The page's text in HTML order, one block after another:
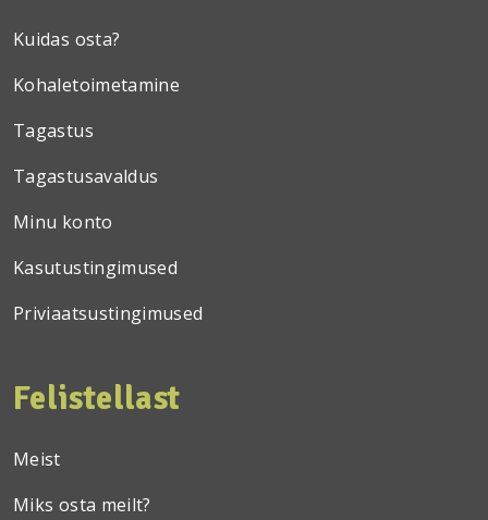
Kuidas osta?
Kohaletoimetamine
Tagastus
Tagastusavaldus
Minu konto
Kasutustingimused
Priviaatsustingimused
Felistellast
Meist
Miks osta meilt?